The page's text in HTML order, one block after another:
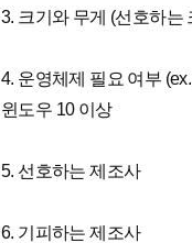
3. 크기와 무게 (선호하는
4. 운영체제 필요 여부
윈도우 10 이상
5. 선호하는 제조사
6. 기피하는 제조사